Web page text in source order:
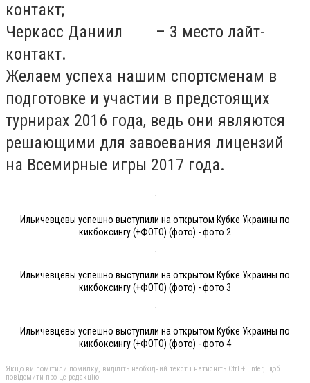
контакт;
Черкасс Даниил – 3 место лайт-
контакт.
Желаем успеха нашим спортсменам в
подготовке и участии в предстоящих
турнирах 2016 года, ведь они являются
решающими для завоевания лицензий
на Всемирные игры 2017 года.
Ильичевцевы успешно выступили на открытом Кубке Украины по
кикбоксингу (+ФОТО) (фото) - фото 2
Ильичевцевы успешно выступили на открытом Кубке Украины по
кикбоксингу (+ФОТО) (фото) - фото 3
Ильичевцевы успешно выступили на открытом Кубке Украины по
кикбоксингу (+ФОТО) (фото) - фото 4
Якщо ви помітили помилку, виділіть необхідний текст і натисніть Ctrl + Enter, щоб
повідомити про це редакцію